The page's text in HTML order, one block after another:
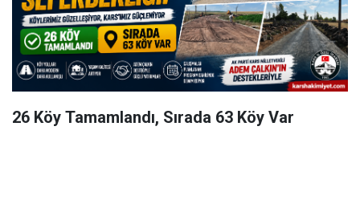
26 Köy Tamamlandı, Sırada 63 Köy Var